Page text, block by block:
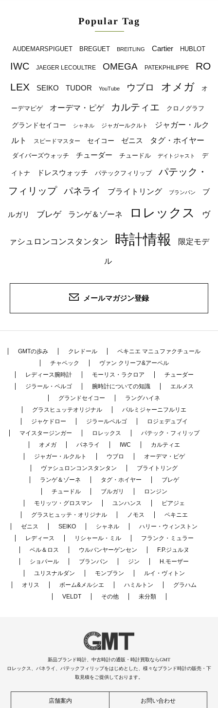
Popular Tag
AUDEMARSPIGUET BREGUET BREITLING Cartier HUBLOT
IWC JAEGER LECOULTRE OMEGA PATEKPHILIPPE
RO
LEX
SEIKO TUDOR YouTube ウブロ オメガ オ
ーデマピゲ オーデマ・ピゲ カルティエ クロノグラフ
グランドセイコー シャネル ジャガールクルト
ジャガー・ルク
ルト
スピードマスター セイコー ゼニス タグ・ホイヤー
ダイバーズウォッチ チューダー チュードル デイトジャスト デ
イトナ ドレスウォッチ パテックフィリップ
パテック・
フィリップ
パネライ ブライトリング ブランパン ブ
ルガリ ブレゲ ランゲ＆ゾーネ ロレックス ヴ
ァシュロンコンスタンタン 時計情報 限定モデ
ル
メールマガジン登録
GMTの歩み クレドール
ペキニエ マニュファクチュール
チャペック
ヴァン クリーフ&アーペル
レディース腕時計
モーリス・ラクロア
チューダー
ジラール・ペルゴ
腕時計についての知識
エルメス
グランドセイコー
ラングハイネ
グラスヒュッテオリジナル
パルミジャーニフルリエ
ジャケドロー
ジラールペルゴ
ロジェデュブイ
マイスタージンガー
ロレックス
パテック・フィリップ
オメガ
パネライ IWC
カルティエ
ジャガー・ルクルト
ウブロ
オーデマ・ピゲ
ヴァシュロンコンスタンタン
ブライトリング
ランゲ＆ゾーネ
タグ・ホイヤー
ブレゲ
チュードル
ブルガリ
ロンジン
モリッツ・グロスマン
ユンハンス
ピアジェ
グラスヒュッテ・オリジナル
ノモス
ペキニエ
ゼニス
SEIKO シャネル
ハリー・ウィンストン
レディース
リシャール・ミル
フランク・ミュラー
ベル＆ロス
ウルバンヤーゲンセン
F.P.ジュルヌ
ショパール
ブランパン ジン
H.モーザー
ユリスナルダン
モンブラン
ルイ・ヴィトン
オリス
ボーム&メルシエ ハミルトン
グラハム
VELDT
その他 未分類
新品ブランド時計、中古時計の通販・時計買取ならGMT
ロレックス、パネライ、パテックフィリップをはじめとした、様々なブランド時計の販売・下
取見積をご提供しております。
店舗案内 お問い合わせ